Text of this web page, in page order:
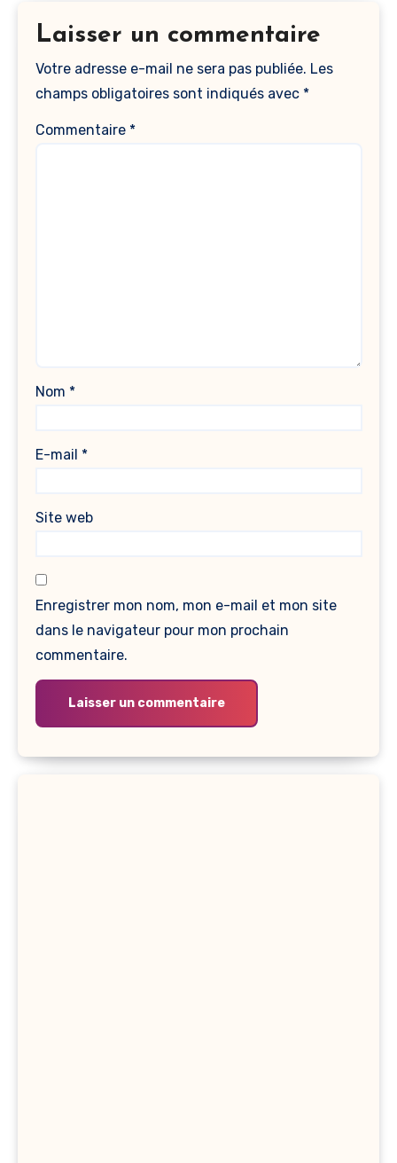
Laisser un commentaire
Votre adresse e-mail ne sera pas publiée. Les
champs obligatoires sont indiqués avec *
Commentaire *
Nom *
E-mail *
Site web
Enregistrer mon nom, mon e-mail et mon site
dans le navigateur pour mon prochain
commentaire.